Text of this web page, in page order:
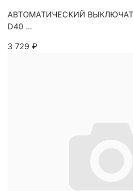
АВТОМАТИЧЕСКИЙ
D40 ...
3 729 ₽